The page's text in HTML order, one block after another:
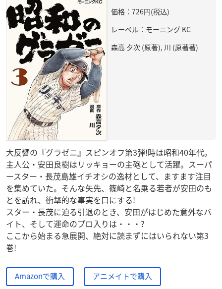
価格：726円(税込)
レーベル：モーニング KC
森高 夕次 (原著), 川 (原著著)
大反響の『グラゼニ』スピンオフ第3弾!時は昭和40年代。
主人公・安田良樹はリッキョーの主砲として活躍。スーパ
ースター・長茂島雄イチオシの逸材として、ますます注目
を集めていた。そんな矢先、篠崎と名乗る若者が安田のも
とを訪れ、衝撃的な事実を口にする!
スター・長茂に迫る引退のとき、安田がはじめた意外なバ
イト、そして運命のプロ入りは・・・?
ここから始まる急展開、絶対に読まずにはいられない第3
巻!
Amazonで購入 アニメイトで購入